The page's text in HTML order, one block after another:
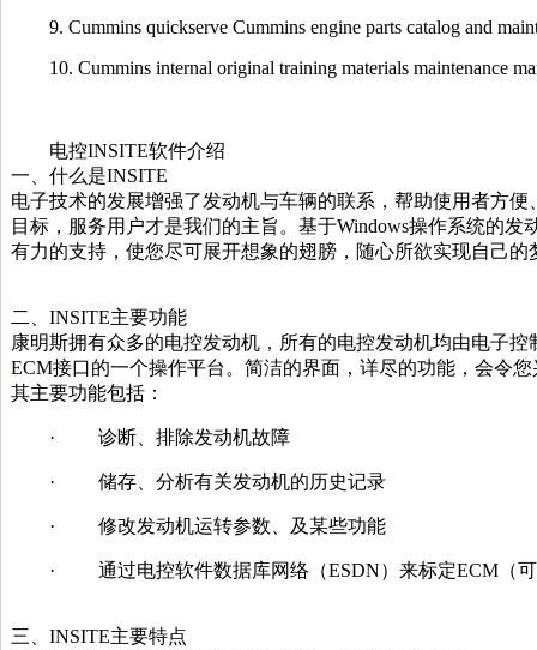
9. Cummins quickserve Cummins engine parts catalog and
10. Cummins internal original training materials maintenance
电控INSITE软件介绍
一、什么是INSITE
电子技术的发展增强了发动机与车辆的联系，帮助使用者方
目标，服务用户才是我们的主旨。基于Windows操作系统的
有力的支持，使您尽可展开想象的翅膀，随心所欲实现自己的
二、INSITE主要功能
康明斯拥有众多的电控发动机，所有的电控发动机均由电子
ECM接口的一个操作平台。简洁的界面，详尽的功能，会令
其主要功能包括：
· 诊断、排除发动机故障
· 储存、分析有关发动机的历史记录
· 修改发动机运转参数、及某些功能
· 通过电控软件数据库网络（ESDN）来标定ECM（
三、INSITE主要特点